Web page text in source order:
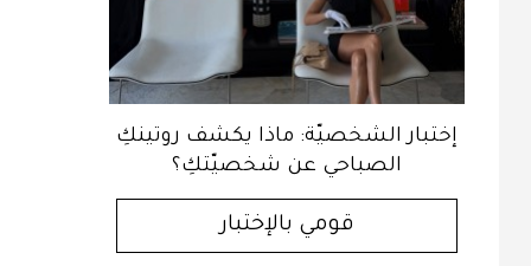
إختبار الشخصيّة: ماذا يكشف روتينكِ
الصباحي عن شخصيّتكِ؟
قومي بالإختبار